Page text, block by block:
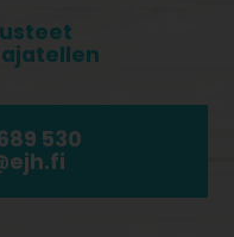
530